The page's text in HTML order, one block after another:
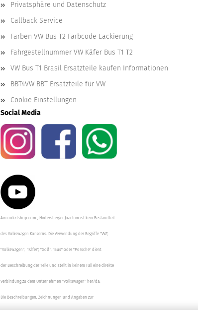
Privatsphäre und Datenschutz
Callback Service
Farben VW Bus T2 Farbcode Lackierung
Fahrgestellnummer VW Käfer Bus T1 T2
VW Bus T1 Brasil Ersatzteile kaufen Informationen
BBT4VW BBT Ersatzteile für VW
Cookie Einstellungen
Social Media
Aircooledshop.com , Hintersberger Joachim ist kein Bestandteil
des Volkswagen Konzerns. Die Verwendung der Begriffe "VW",
"Volkswagen", "Käfer", "Golf", "Bus" oder "Porsche" dient
der Beschreibung der Teile und stellt in keinem Fall eine direkte
Verbindung zu dem Unternehmen "Volkswagen" her/da.
Die Beschreibungen, Zeichnungen und Angaben zur